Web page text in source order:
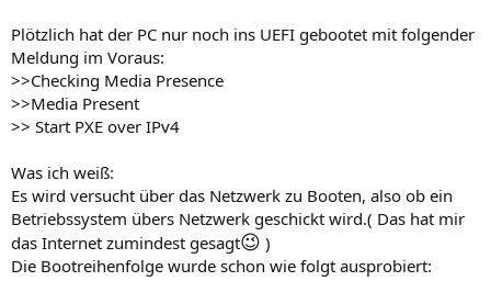
Plötzlich hat der PC nur noch ins UEFI gebootet mit folgender
Meldung im Voraus:
>>Checking Media Presence
>>Media Present
>> Start PXE over IPv4
Was ich weiß:
Es wird versucht über das Netzwerk zu Booten, also ob ein
Betriebssystem übers Netzwerk geschickt wird.( Das hat mir
das Internet zumindest gesagt😉 )
Die Bootreihenfolge wurde schon wie folgt ausprobiert: